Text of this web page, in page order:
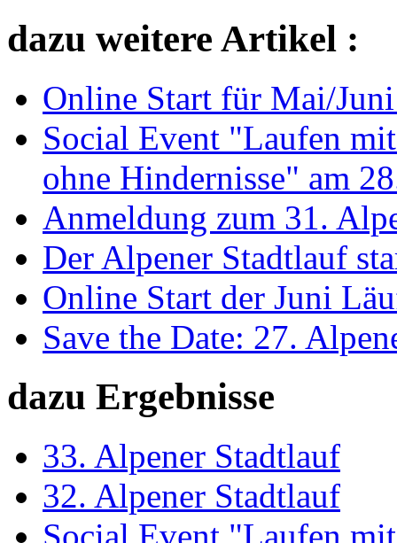
dazu weitere Artikel :
Online Start für Mai/
Social Event "Laufen
ohne Hindernisse" am
Anmeldung zum 31.
Der Alpener Stadtlauf
Online Start der Juni
Save the Date: 27.
dazu Ergebnisse
33. Alpener Stadtlauf
32. Alpener Stadtlauf